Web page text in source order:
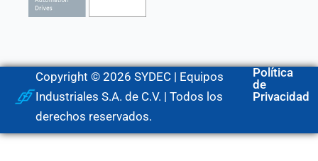
Copyright © 2026 SYDEC | Equipos
Industriales S.A. de C.V. | Todos los
derechos reservados.
Política
de
Privacidad